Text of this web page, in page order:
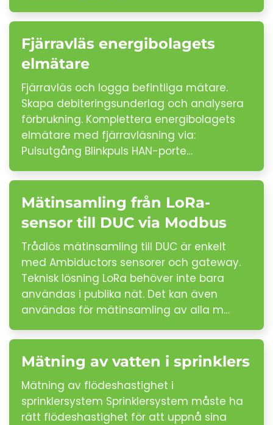
Fjärravläs energibolagets
elmätare
Fjärravläs och logga befintliga mätare.
Skapa debiteringsunderlag och analysera
förbrukning. Komplettera energibolagets
elmätare med fjärravläsning via:
Pulsutgång Blinkpuls HAN-porte…
Mätinsamling från LoRa-
sensor till DUC via Modbus
Trådlös mätinsamling till DUC är enkelt
med Ambiductors sensorer och gateway.
Teknisk lösning LoRa behöver inte bara
användas i publika nät. Det kan även
användas för mätinsamling av alla m…
Mätning av vatten i sprinklers
Mätning av flödeshastighet i
sprinklersystem Sprinklersystem måste ha
rätt flödeshastighet för att uppnå sina